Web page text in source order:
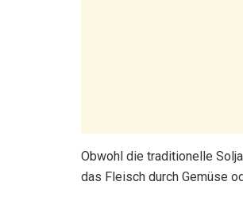
Obwohl die traditionelle
das Fleisch durch Gemüse